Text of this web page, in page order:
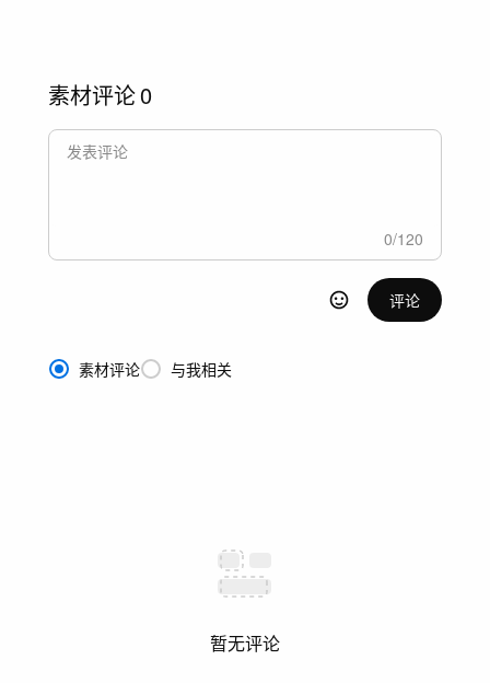
素材评论0
0/120
评论
素材评论 与我相关
暂无评论